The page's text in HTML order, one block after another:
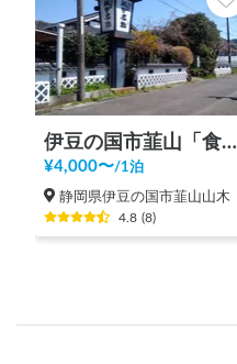
伊豆の国市韮山「食事処 代官屋敷」
¥4,000〜/1泊
静岡県伊豆の国市韮山山木
4.8 (8)